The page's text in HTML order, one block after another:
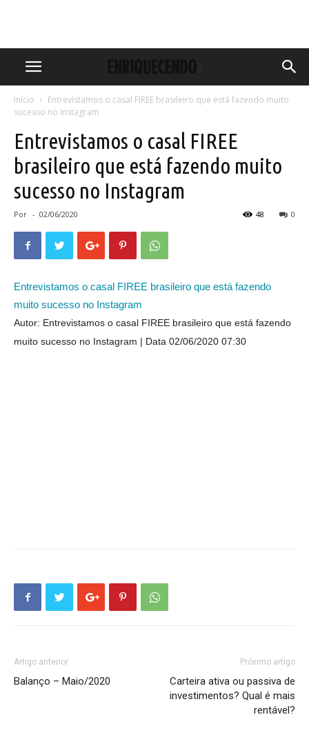
Início
Entrevistamos o casal FIREE brasileiro que está fazendo muito
sucesso no Instagram
Entrevistamos o casal FIREE
brasileiro que está fazendo muito
sucesso no Instagram
Por - 02/06/2020 0
48
Entrevistamos o casal FIREE brasileiro que está fazendo
muito sucesso no Instagram
Autor: Entrevistamos o casal FIREE brasileiro que está fazendo
muito sucesso no Instagram
Data 02/06/2020 07:30
Artigo anterior
Balanço – Maio/2020
Próximo artigo
Carteira ativa ou passiva de
investimentos? Qual é mais
rentável?